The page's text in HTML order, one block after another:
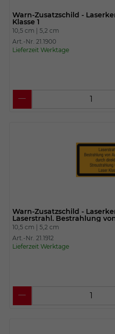
Warn-Zusatzschild -
Klasse 1
10,5 cm | 5,2 cm
Art.-Nr. 21.1900
Lieferzeit Werktage
Warn-Zusatzschild -
Laserstrahl. Bestrahlung
10,5 cm | 5,2 cm
Art.-Nr. 21.1912
Lieferzeit Werktage